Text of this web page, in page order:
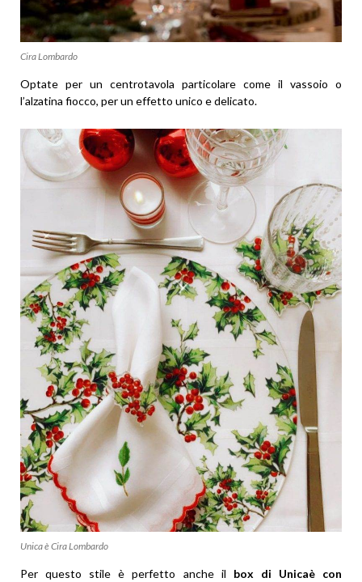
Cira Lombardo
Optate per un centrotavola particolare come il vassoio o
l’alzatina fiocco, per un effetto unico e delicato.
Unica è Cira Lombardo
Per questo stile è perfetto anche il box di Unicaè con